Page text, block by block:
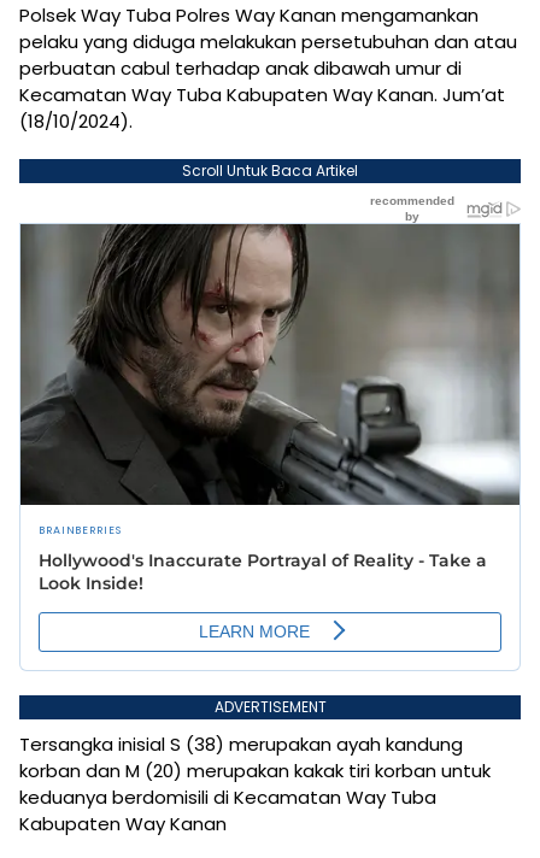
Polsek Way Tuba Polres Way Kanan mengamankan
pelaku yang diduga melakukan persetubuhan dan atau
perbuatan cabul terhadap anak dibawah umur di
Kecamatan Way Tuba Kabupaten Way Kanan. Jum’at
(18/10/2024).
Scroll Untuk Baca Artikel
ADVERTISEMENT
Tersangka inisial S (38) merupakan ayah kandung
korban dan M (20) merupakan kakak tiri korban untuk
keduanya berdomisili di Kecamatan Way Tuba
Kabupaten Way Kanan